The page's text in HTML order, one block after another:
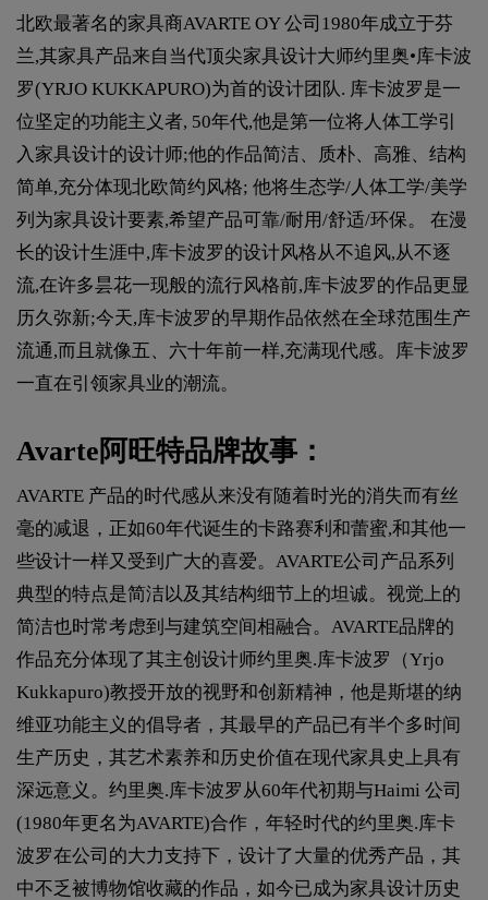
北欧最著名的家具商AVARTE OY 公司1980年成立于芬
兰,其家具产品来自当代顶尖家具设计大师约里奥•库卡波
罗(YRJO KUKKAPURO)为首的设计团队. 库卡波罗是一
位坚定的功能主义者, 50年代,他是第一位将人体工学引
入家具设计的设计师;他的作品简洁、质朴、高雅、结构
简单,充分体现北欧简约风格; 他将生态学/人体工学/美学
列为家具设计要素,希望产品可靠/耐用/舒适/环保。 在漫
长的设计生涯中,库卡波罗的设计风格从不追风,从不逐
流,在许多昙花一现般的流行风格前,库卡波罗的作品更显
历久弥新;今天,库卡波罗的早期作品依然在全球范围生产
流通,而且就像五、六十年前一样,充满现代感。库卡波罗
一直在引领家具业的潮流。
Avarte阿旺特品牌故事：
AVARTE 产品的时代感从来没有随着时光的消失而有丝
毫的减退，正如60年代诞生的卡路赛利和蕾蜜,和其他一
些设计一样又受到广大的喜爱。AVARTE公司产品系列
典型的特点是简洁以及其结构细节上的坦诚。视觉上的
简洁也时常考虑到与建筑空间相融合。AVARTE品牌的
作品充分体现了其主创设计师约里奥.库卡波罗（Yrjo
Kukkapuro)教授开放的视野和创新精神，他是斯堪的纳
维亚功能主义的倡导者，其最早的产品已有半个多时间
生产历史，其艺术素养和历史价值在现代家具史上具有
深远意义。约里奥.库卡波罗从60年代初期与Haimi 公司
(1980年更名为AVARTE)合作，年轻时代的约里奥.库卡
波罗在公司的大力支持下，设计了大量的优秀产品，其
中不乏被博物馆收藏的作品，如今已成为家具设计历史